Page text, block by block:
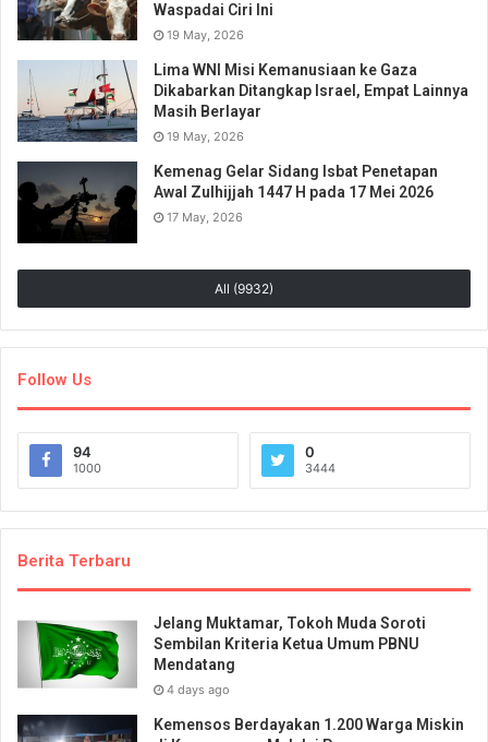
Waspadai Ciri Ini
19 May, 2026
Lima WNI Misi Kemanusiaan ke Gaza
Dikabarkan Ditangkap Israel, Empat Lainnya
Masih Berlayar
19 May, 2026
Kemenag Gelar Sidang Isbat Penetapan
Awal Zulhijjah 1447 H pada 17 Mei 2026
17 May, 2026
All (9932)
Follow Us
94
1000
0
3444
Berita Terbaru
Jelang Muktamar, Tokoh Muda Soroti
Sembilan Kriteria Ketua Umum PBNU
Mendatang
4 days ago
Kemensos Berdayakan 1.200 Warga Miskin